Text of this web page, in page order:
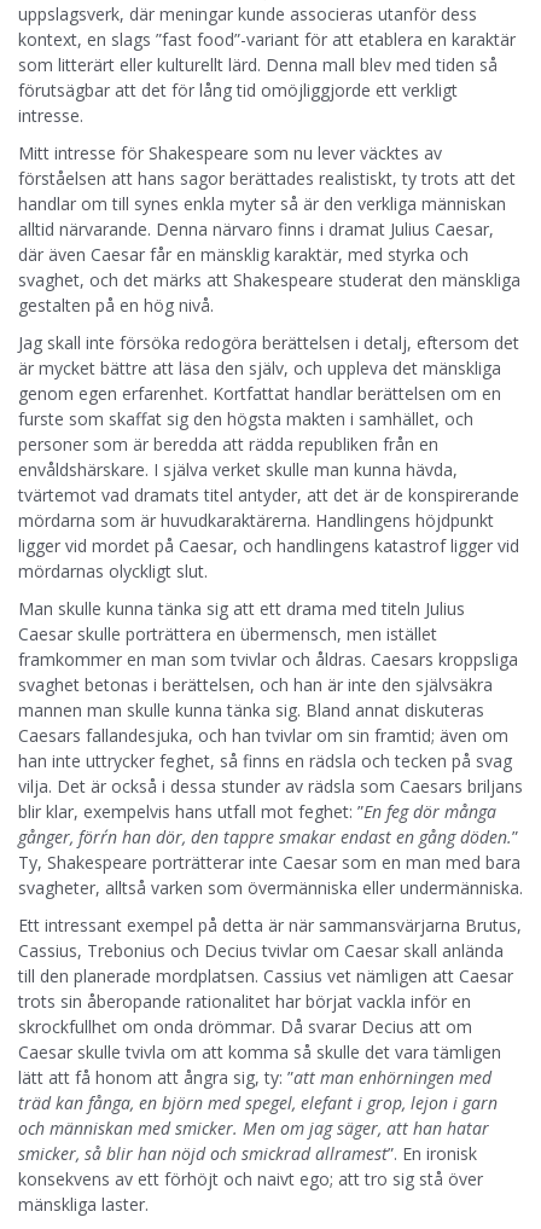
uppslagsverk, där meningar kunde associeras utanför dess
kontext, en slags ”fast food”-variant för att etablera en karaktär
som litterärt eller kulturellt lärd. Denna mall blev med tiden så
förutsägbar att det för lång tid omöjliggjorde ett verkligt
intresse.
Mitt intresse för Shakespeare som nu lever väcktes av
förståelsen att hans sagor berättades realistiskt, ty trots att det
handlar om till synes enkla myter så är den verkliga människan
alltid närvarande. Denna närvaro finns i dramat Julius Caesar,
där även Caesar får en mänsklig karaktär, med styrka och
svaghet, och det märks att Shakespeare studerat den mänskliga
gestalten på en hög nivå.
Jag skall inte försöka redogöra berättelsen i detalj, eftersom det
är mycket bättre att läsa den själv, och uppleva det mänskliga
genom egen erfarenhet. Kortfattat handlar berättelsen om en
furste som skaffat sig den högsta makten i samhället, och
personer som är beredda att rädda republiken från en
envåldshärskare. I själva verket skulle man kunna hävda,
tvärtemot vad dramats titel antyder, att det är de konspirerande
mördarna som är huvudkaraktärerna. Handlingens höjdpunkt
ligger vid mordet på Caesar, och handlingens katastrof ligger vid
mördarnas olyckligt slut.
Man skulle kunna tänka sig att ett drama med titeln Julius
Caesar skulle porträttera en übermensch, men istället
framkommer en man som tvivlar och åldras. Caesars kroppsliga
svaghet betonas i berättelsen, och han är inte den självsäkra
mannen man skulle kunna tänka sig. Bland annat diskuteras
Caesars fallandesjuka, och han tvivlar om sin framtid; även om
han inte uttrycker feghet, så finns en rädsla och tecken på svag
vilja. Det är också i dessa stunder av rädsla som Caesars briljans
blir klar, exempelvis hans utfall mot feghet: ”En feg dör många
gånger, förr´n han dör, den tappre smakar endast en gång döden.”
Ty, Shakespeare porträtterar inte Caesar som en man med bara
svagheter, alltså varken som övermänniska eller undermänniska.
Ett intressant exempel på detta är när sammansvärjarna Brutus,
Cassius, Trebonius och Decius tvivlar om Caesar skall anlända
till den planerade mordplatsen. Cassius vet nämligen att Caesar
trots sin åberopande rationalitet har börjat vackla inför en
skrockfullhet om onda drömmar. Då svarar Decius att om
Caesar skulle tvivla om att komma så skulle det vara tämligen
lätt att få honom att ångra sig, ty: ”att man enhörningen med
träd kan fånga, en björn med spegel, elefant i grop, lejon i garn
och människan med smicker. Men om jag säger, att han hatar
smicker, så blir han nöjd och smickrad allramest”. En ironisk
konsekvens av ett förhöjt och naivt ego; att tro sig stå över
mänskliga laster.